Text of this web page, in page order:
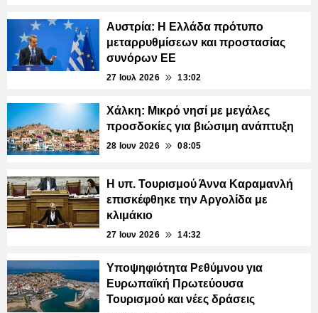
Αυστρία: Η Ελλάδα πρότυπο
μεταρρυθμίσεων και προστασίας
συνόρων ΕΕ
27 Ιουλ 2026 13:02
Χάλκη: Μικρό νησί με μεγάλες
προσδοκίες για βιώσιμη ανάπτυξη
28 Ιουν 2026 08:05
Η υπ. Τουρισμού Άννα Καραμανλή
επισκέφθηκε την Αργολίδα με
κλιμάκιο
27 Ιουν 2026 14:32
Υποψηφιότητα Ρεθύμνου για
Ευρωπαϊκή Πρωτεύουσα
Τουρισμού και νέες δράσεις